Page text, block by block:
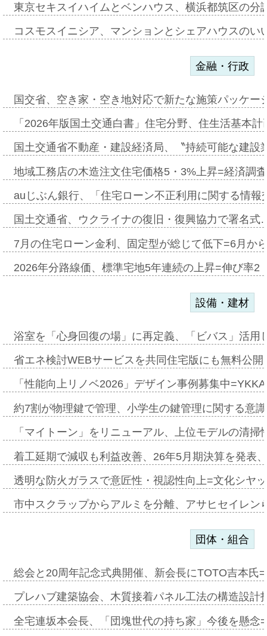
東京セキスイハイムとベンハウス、横浜都筑区の
コスモスイニシア、マンションとシェアハウスの
金融・行政
国交省、空き家・空き地対応で新たな施策パッケ
「2026年版国土交通白書」住宅分野、住生活基本
国土交通省不動産・建設経済局、〝持続可能な建
地域工務店の木造注文住宅価格5・3%上昇=経済調
auじぶん銀行、「住宅ローン不正利用に関する情
国土交通省、ウクライナの復旧・復興協力で署名
7月の住宅ローン金利、固定型が総じて低下=6月か
2026年分路線価、標準宅地5年連続の上昇=伸び率
設備・建材
浴室を「心身回復の場」に再定義、「ビバス」活
省エネ検討WEBサービスを共同住宅版にも無料公
「性能向上リノベ2026」デザイン事例募集中
約7割が物理鍵で管理、小学生の鍵管理に関する意
「マイトーン」をリニューアル、上位モデルの清
着工延期で減収も利益改善、26年5月期決算を発表
透明な防火ガラスで意匠性・視認性向上=文化シヤ
市中スクラップからアルミを分離、アサヒセイレ
団体・組合
総会と20周年記念式典開催、新会長にTOTO吉本氏
プレハブ建築協会、木質接着パネル工法の構造設
全宅連坂本会長、「団塊世代の持ち家」今後を懸